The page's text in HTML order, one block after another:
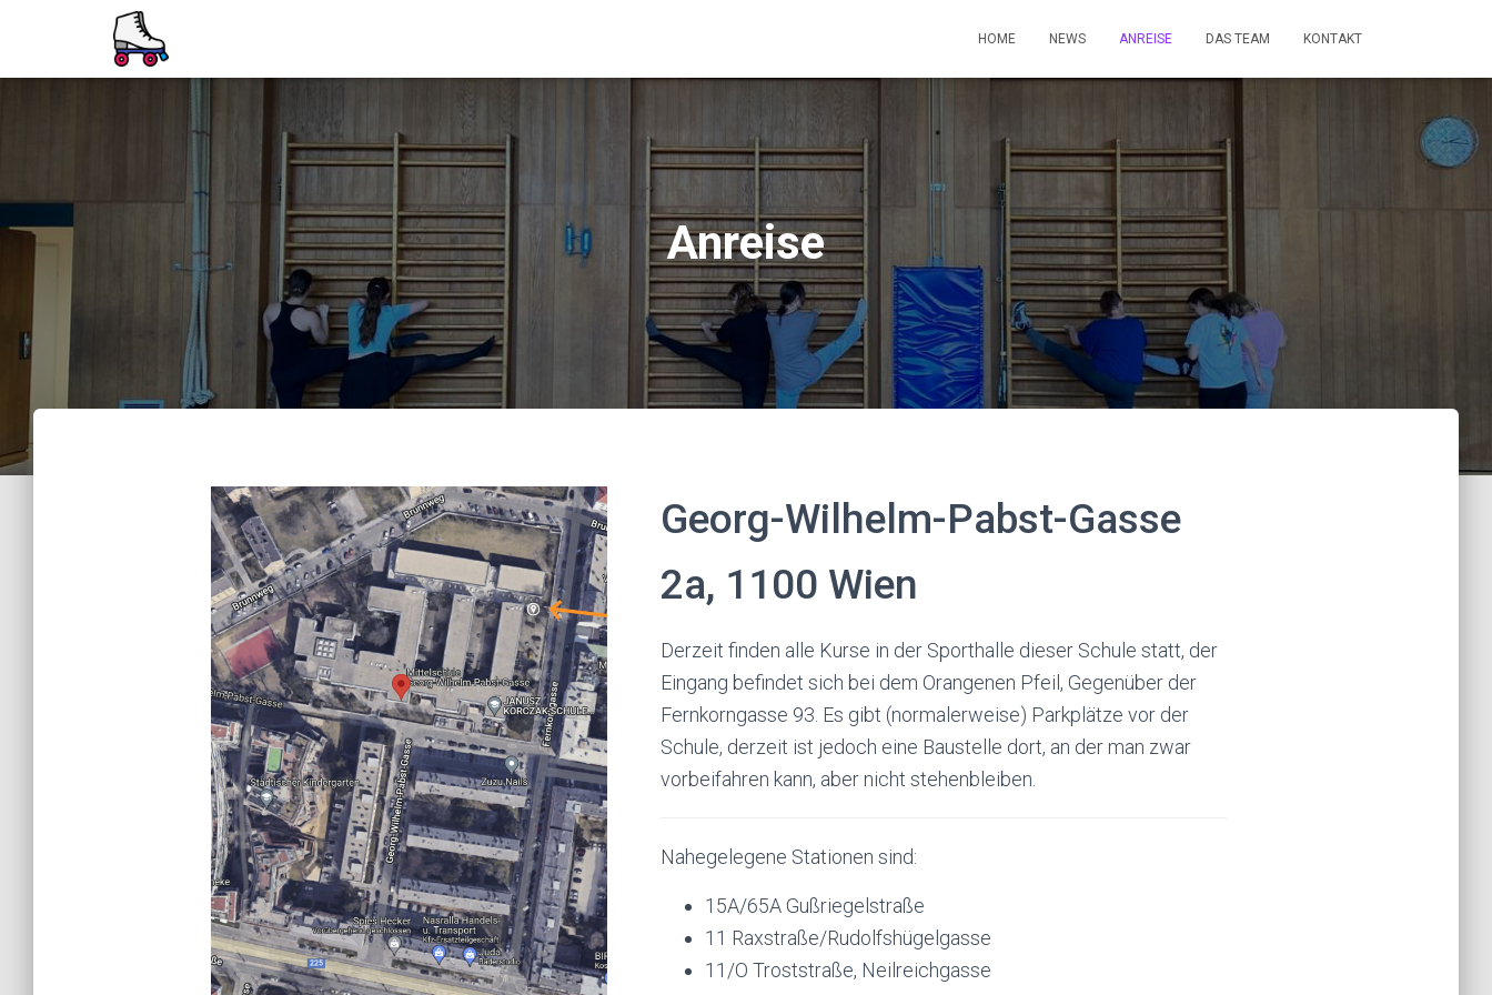
HOME NEWS ANREISE DAS TEAM KONTAKT
Anreise
Georg-Wilhelm-Pabst-Gasse
2a, 1100 Wien
Derzeit finden alle Kurse in der Sporthalle dieser Schule statt, der
Eingang befindet sich bei dem Orangenen Pfeil, Gegenüber der
Fernkorngasse 93. Es gibt (normalerweise) Parkplätze vor der
Schule, derzeit ist jedoch eine Baustelle dort, an der man zwar
vorbeifahren kann, aber nicht stehenbleiben.
Nahegelegene Stationen sind:
15A/65A Gußriegelstraße
11 Raxstraße/Rudolfshügelgasse
11/O Troststraße, Neilreichgasse